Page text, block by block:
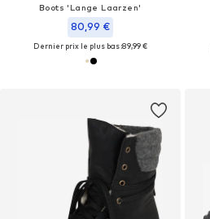
Boots 'Lange Laarzen'
80,99 €
Dernier prix le plus bas :89,99 €